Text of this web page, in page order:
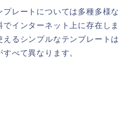
レートについては多種多様な
インターネット上に存在しま
るシンプルなテンプレートは
べて異なります。